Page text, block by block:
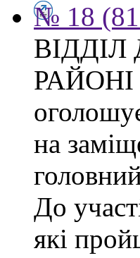
№ 18
РАЙОНІ
на
До
які